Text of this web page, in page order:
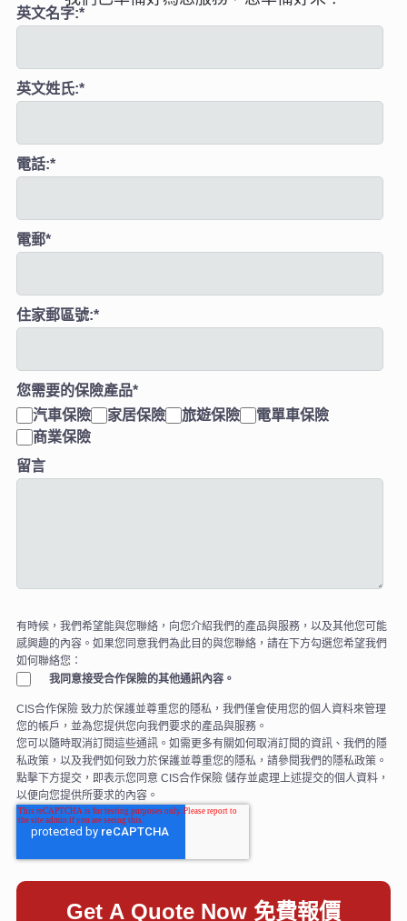
英文名字:*
英文姓氏:*
電話:*
電郵*
住家郵區號:*
您需要的保險產品*
汽車保險
家居保險 旅遊保險
電單車保險
商業保險
留言
有時候，我們希望能與您聯絡，向您介紹我們的產品與服務，以及其他您可能
感興趣的內容。如果您同意我們為此目的與您聯絡，請在下方勾選您希望我們
如何聯絡您：
我同意接受合作保險的其他通訊內容。
CIS合作保險 致力於保護並尊重您的隱私，我們僅會使用您的個人資料來管理
您的帳戶，並為您提供您向我們要求的產品與服務。
您可以隨時取消訂閱這些通訊。如需更多有關如何取消訂閱的資訊、我們的隱
私政策，以及我們如何致力於保護並尊重您的隱私，請參閱我們的隱私政策。
點擊下方提交，即表示您同意 CIS合作保險 儲存並處理上述提交的個人資料，
以便向您提供所要求的內容。